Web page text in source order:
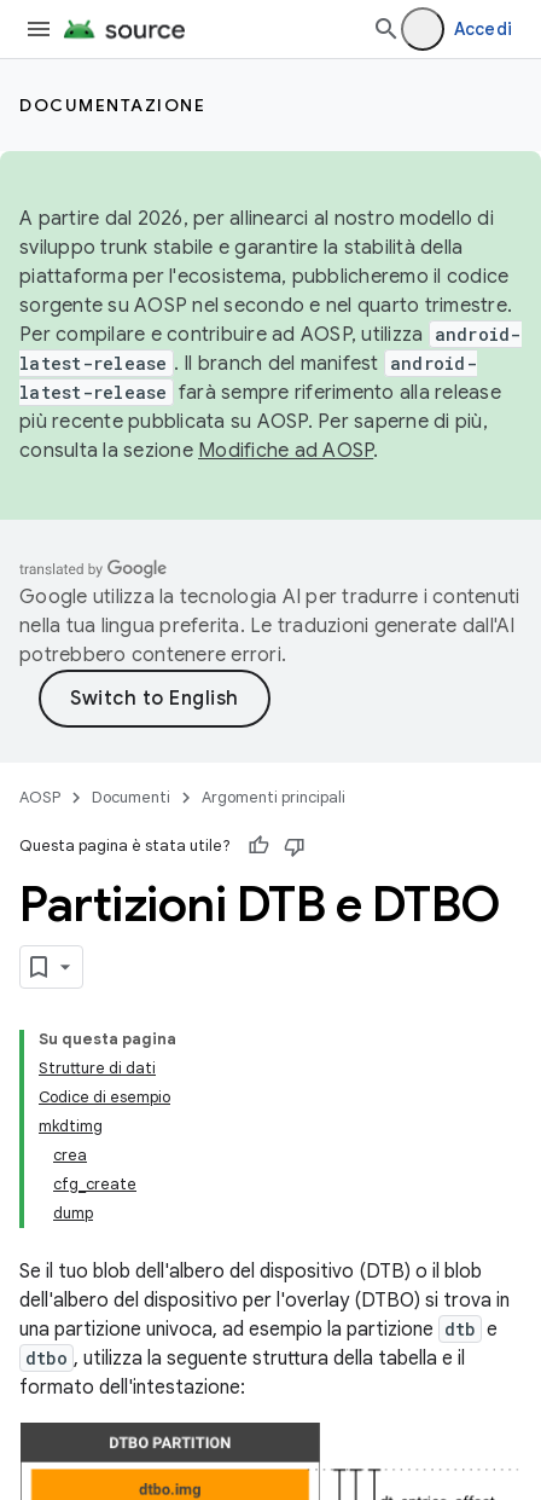
Accedi
DOCUMENTAZIONE
A partire dal 2026, per allinearci al nostro modello di
sviluppo trunk stabile e garantire la stabilità della
piattaforma per l'ecosistema, pubblicheremo il codice
sorgente su AOSP nel secondo e nel quarto trimestre.
Per compilare e contribuire ad AOSP, utilizza
android-
latest-release . Il branch del manifest android-
latest-release farà sempre riferimento alla release
più recente pubblicata su AOSP. Per saperne di più,
consulta la sezione Modifiche ad AOSP.
Google utilizza la tecnologia AI per tradurre i contenuti
nella tua lingua preferita. Le traduzioni generate dall'AI
potrebbero contenere errori.
AOSP Documenti Argomenti principali
Questa pagina è stata utile?
Partizioni DTB e DTBO
Su questa pagina
Strutture di dati
Codice di esempio
mkdtimg
crea
cfg_create
dump
Se il tuo blob dell'albero del dispositivo (DTB) o il blob
dell'albero del dispositivo per l'overlay (DTBO) si trova in
una partizione univoca, ad esempio la partizione dtb e
dtbo , utilizza la seguente struttura della tabella e il
formato dell'intestazione: